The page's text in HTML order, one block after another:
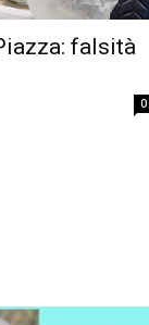
falsità
0